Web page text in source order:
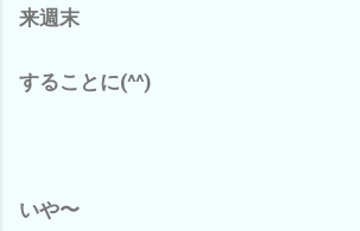
来週末
することに(^^)
いや〜